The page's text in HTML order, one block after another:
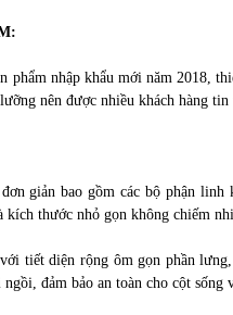
phẩm nhập khẩu mới năm 2018,
nên được nhiều khách hàng
giản bao gồm các bộ phận
kích thước nhỏ gọn không chiếm
tiết diện rộng ôm gọn phần
đảm bảo an toàn cho cột